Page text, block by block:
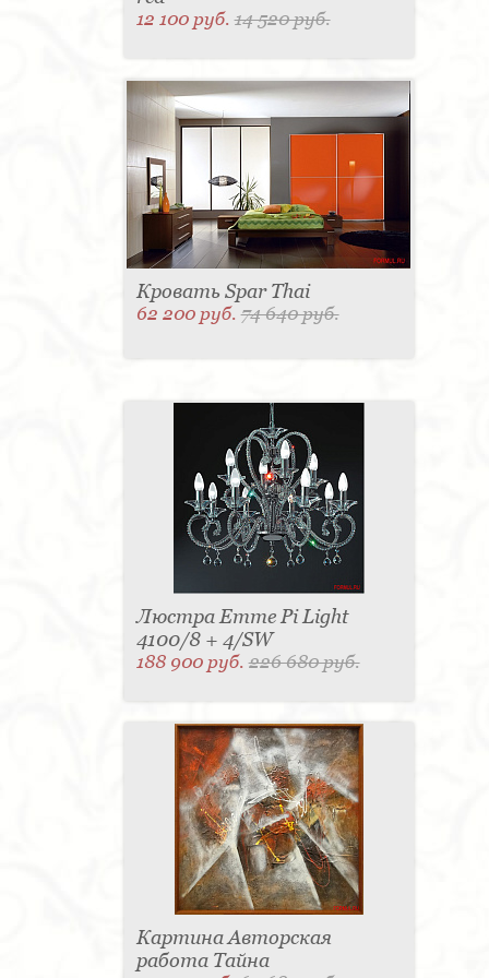
12 100 руб.14 520 руб.
Кровать Spar Thai
62 200 руб.74 640 руб.
Люстра Emme Pi Light
4100/8 + 4/SW
188 900 руб.226 680 руб.
Картина Авторская
работа Тайна